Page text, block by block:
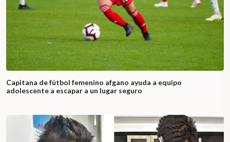
Capitana de fútbol femenino afgano ayuda a equipo
adolescente a escapar a un lugar seguro